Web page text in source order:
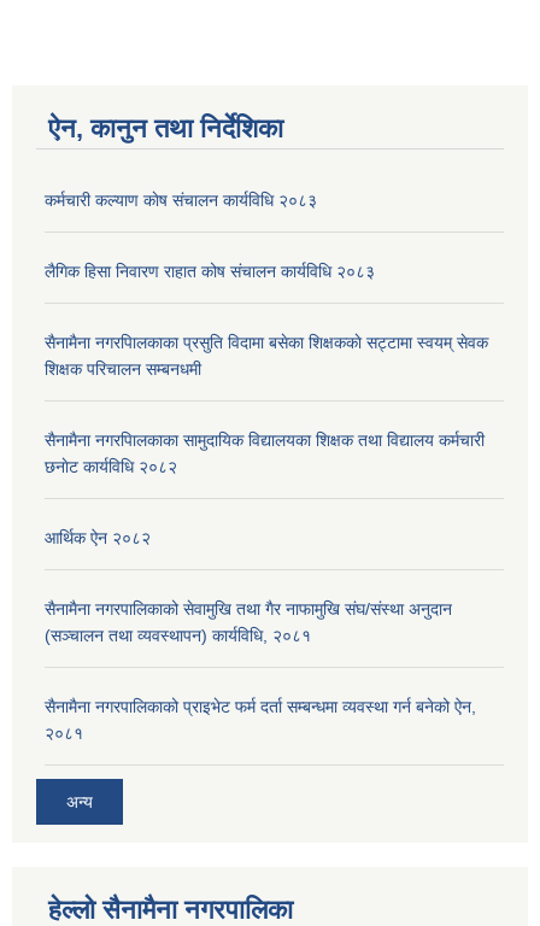
ऐन, कानुन तथा निर्देशिका
कर्मचारी कल्याण काेष संचालन कार्यविधि २०८३
लैगिक हिसा निवारण राहात कोष संचालन कार्यविधि २०८३
सैनामैना नगरपािलकाका प्रसुति विदामा बसेका शिक्षककाे सट्टामा स्वयम् सेवक
शिक्षक परिचालन सम्बनधमी
सैनामैना नगरपािलकाका सामुदायिक विद्यालयका शिक्षक तथा विद्यालय कर्मचारी
छनाेट कार्यविधि २०८२
आर्थिक ऐन २०८२
सैनामैना नगरपालिकाको सेवामुखि तथा गैर नाफामुखि संघ/संस्था अनुदान
(सञ्चालन तथा व्यवस्थापन) कार्यविधि, २०८१
सैनामैना नगरपालिकाको प्राइभेट फर्म दर्ता सम्बन्धमा व्यवस्था गर्न बनेको ऐन,
२०८१
अन्य
हेल्लो सैनामैना नगरपालिका